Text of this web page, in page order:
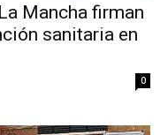
Mancha firman
sanitaria en
0